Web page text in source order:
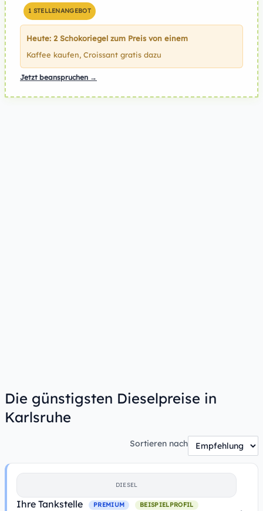
1 STELLENANGEBOT
Heute: 2 Schokoriegel zum Preis von einem
Kaffee kaufen, Croissant gratis dazu
Jetzt beanspruchen →
Die günstigsten Dieselpreise in
Karlsruhe
Sortieren nach
DIESEL
Ihre Tankstelle PREMIUM BEISPIELPROFIL